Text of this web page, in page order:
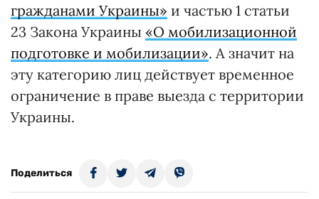
гражданами Украины» и частью 1 статьи
23 Закона Украины «О мобилизационной
подготовке и мобилизации». А значит на
эту категорию лиц действует временное
ограничение в праве выезда с территории
Украины.
Поделиться